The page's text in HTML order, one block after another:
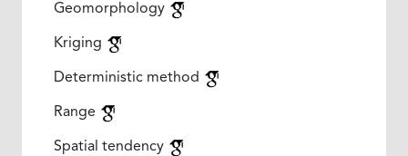
Geomorphology
Kriging
Deterministic method
Range
Spatial tendency